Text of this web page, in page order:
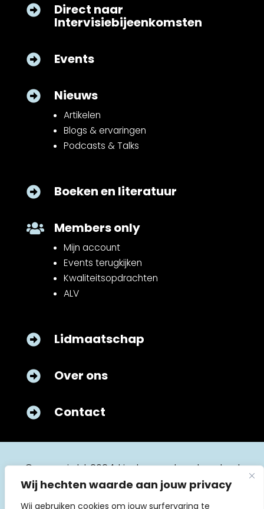
Wij hechten waarde aan jouw privacy
Wij gebruiken cookies om jouw surfervaring te
 Direct naar
Intervisiebijeenkomsten
 Events
 Nieuws
Artikelen
Blogs & ervaringen
Podcasts & Talks
 Boeken en literatuur
 Members only
Mijn account
Events terugkijken
Kwaliteitsopdrachten
ALV
 Lidmaatschap
 Over ons
 Contact
© copyright 2024 kinderverpleegkunde.nl